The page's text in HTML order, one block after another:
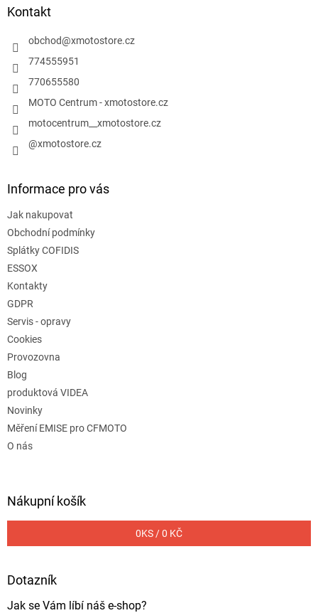
Kontakt
obchod@xmotostore.cz
774555951
770655580
MOTO Centrum - xmotostore.cz
motocentrum__xmotostore.cz
@xmotostore.cz
Informace pro vás
Jak nakupovat
Obchodní podmínky
Splátky COFIDIS
ESSOX
Kontakty
GDPR
Servis - opravy
Cookies
Provozovna
Blog
produktová VIDEA
Novinky
Měření EMISE pro CFMOTO
O nás
Nákupní košík
0KS /0 KČ
Dotazník
Jak se Vám líbí náš e-shop?